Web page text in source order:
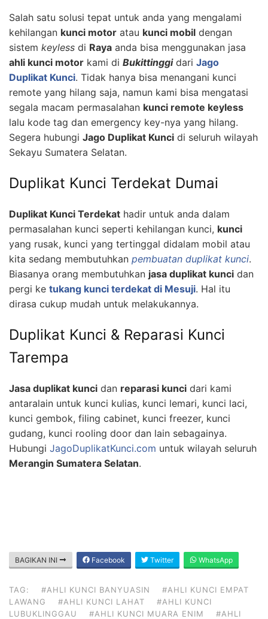
Salah satu solusi tepat untuk anda yang mengalami
kehilangan kunci motor atau kunci mobil dengan
sistem keyless di Raya anda bisa menggunakan jasa
ahli kunci motor kami di Bukittinggidari Jago
Duplikat Kunci. Tidak hanya bisa menangani kunci
remote yang hilang saja, namun kami bisa mengatasi
segala macam permasalahan kunci remote keyless
lalu kode tag dan emergency key-nya yang hilang.
Segera hubungi Jago Duplikat Kunci di seluruh wilayah
Sekayu Sumatera Selatan.
Duplikat Kunci Terdekat Dumai
Duplikat Kunci Terdekat hadir untuk anda dalam
permasalahan kunci seperti kehilangan kunci, kunci
yang rusak, kunci yang tertinggal didalam mobil atau
kita sedang membutuhkan pembuatan duplikat kunci.
Biasanya orang membutuhkan jasa duplikat kunci dan
pergi ke tukang kunci terdekat di Mesuji. Hal itu
dirasa cukup mudah untuk melakukannya.
Duplikat Kunci & Reparasi Kunci
Tarempa
Jasa duplikat kunci dan reparasi kunci dari kami
antaralain untuk kunci kulias, kunci lemari, kunci laci,
kunci gembok, filing cabinet, kunci freezer, kunci
gudang, kunci rooling door dan lain sebagainya.
Hubungi JagoDuplikatKunci.com untuk wilayah seluruh
Merangin Sumatera Selatan.
BAGIKAN INI Facebook Twitter WhatsApp
TAG: #AHLI KUNCI BANYUASIN
#AHLI KUNCI EMPAT
LAWANG
#AHLI KUNCI LAHAT
#AHLI KUNCI
LUBUKLINGGAU
#AHLI KUNCI MUARA ENIM
#AHLI